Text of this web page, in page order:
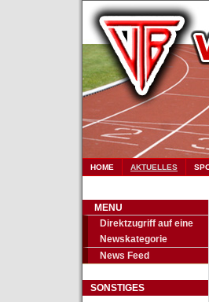
HOME AKTUELLES
MENU
Direktzugriff auf eine
Newskategorie
News Feed
SONSTIGES